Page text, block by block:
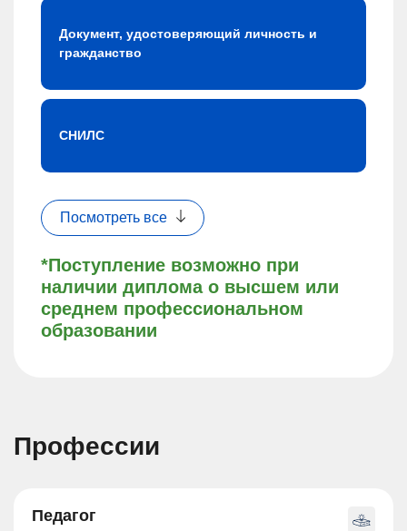
*Поступление возможно при
наличии диплома о высшем или
среднем профессиональном
образовании
Документ, удостоверяющий личность и
гражданство
СНИЛС
Посмотреть все
Профессии
Педагог